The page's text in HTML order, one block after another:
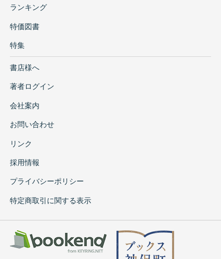
ランキング
特価図書
特集
書店様へ
著者ログイン
会社案内
お問い合わせ
リンク
採用情報
プライバシーポリシー
特定商取引に関する表示